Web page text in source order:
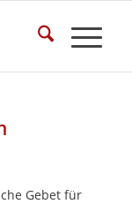
Gebet für